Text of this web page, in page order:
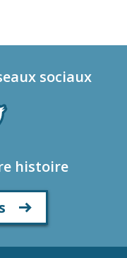
sociaux
histoire